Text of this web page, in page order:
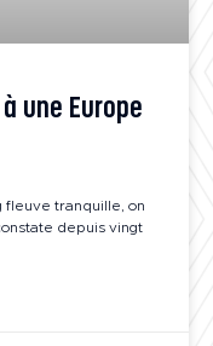
une Europe
fleuve tranquille, on
depuis vingt